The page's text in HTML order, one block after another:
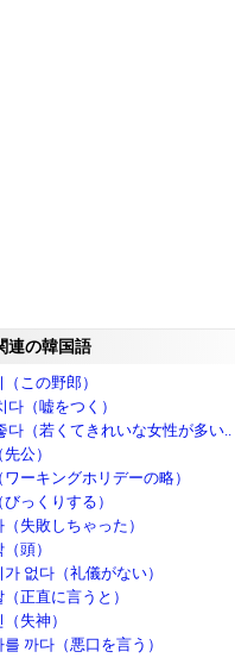
連の韓国語
この野郎）
다（嘘をつく）
다（若くてきれいな女性が多い..
公）
ーキングホリデーの略）
っくりする）
失敗しちゃった）
頭）
없다（礼儀がない）
正直に言うと）
失神）
를 까다（悪口を言う）